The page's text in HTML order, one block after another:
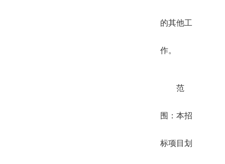
的其他工
作。
范
围：本招
标项目划